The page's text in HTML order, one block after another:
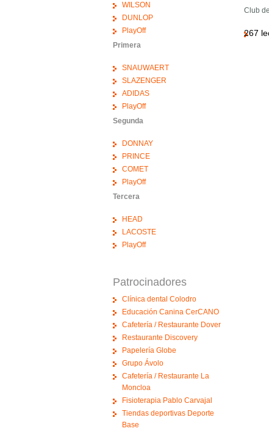
Club
267
WILSON
DUNLOP
PlayOff
Primera
SNAUWAERT
SLAZENGER
ADIDAS
PlayOff
Segunda
DONNAY
PRINCE
COMET
PlayOff
Tercera
HEAD
LACOSTE
PlayOff
Patrocinadores
Clínica dental Colodro
Educación Canina CerCANO
Cafetería / Restaurante Dover
Restaurante Discovery
Papelería Globe
Grupo Ávolo
Cafetería / Restaurante La
Moncloa
Fisioterapia Pablo Carvajal
Tiendas deportivas Deporte
Base